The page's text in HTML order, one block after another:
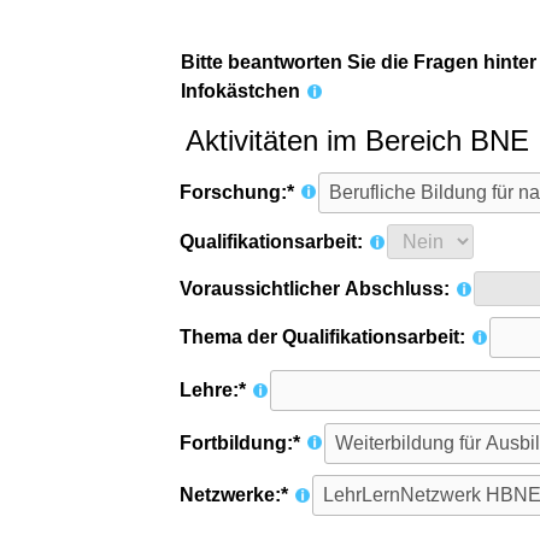
Bitte beantworten Sie die Fragen
Infokästchen
Aktivitäten im Bereich BNE
Forschung:*
Qualifikationsarbeit:
Voraussichtlicher Abschluss:
Thema der Qualifikationsarbeit:
Lehre:*
Fortbildung:*
Netzwerke:*